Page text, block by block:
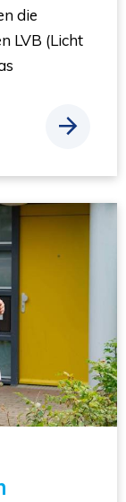
die
LVB (Licht